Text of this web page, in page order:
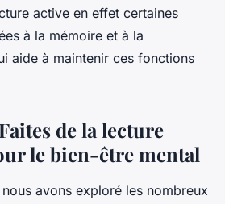
active en effet certaines
à la mémoire et à la
aide à maintenir ces fonctions
de la lecture
le bien-être mental
avons exploré les nombreux